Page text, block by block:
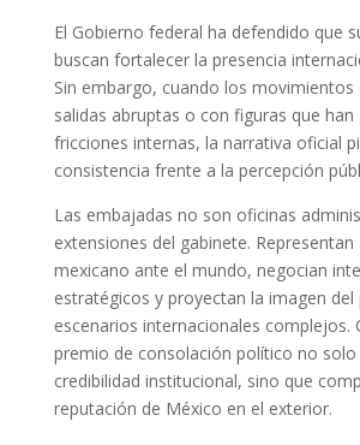
El Gobierno federal ha defendido que
buscan fortalecer la presencia
Sin embargo, cuando los movimientos
salidas abruptas o con figuras que han
fricciones internas, la narrativa oficial
consistencia frente a la percepción
Las embajadas no son oficinas
extensiones del gabinete. Representan
mexicano ante el mundo, negocian
estratégicos y proyectan la imagen del
escenarios internacionales complejos.
premio de consolación político no
credibilidad institucional, sino que
reputación de México en el exterior.